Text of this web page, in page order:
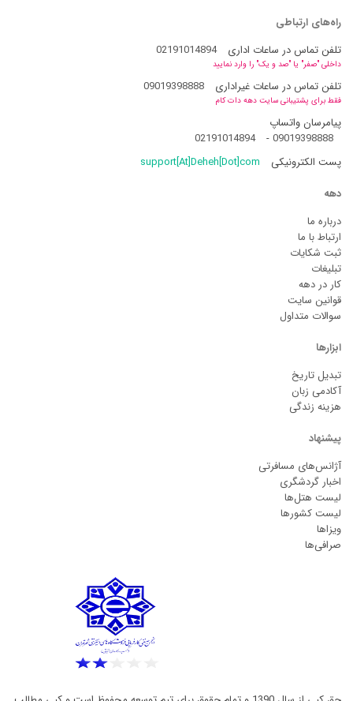
راه‌های ارتباطی
تلفن تماس در ساعات اداری
02191014894
داخلی "صفر" یا "صد و یک" را وارد نمایید
تلفن تماس در ساعات غیراداری 09019398888
فقط برای پشتیبانی سایت دهه دات کام
پیامرسان واتساپ
09019398888
-
02191014894
پست الکترونیکی
support[At]Deheh[Dot]com
دهه
درباره ما
ارتباط با ما
ثبت شکایات
تبلیغات
کار در دهه
قوانین سایت
سوالات متداول
ابزارها
تبدیل تاریخ
آکادمی زبان
هزینه زندگی
پیشنهاد
آژانس‌های مسافرتی
اخبار گردشگری
لیست هتل‌ها
لیست کشورها
ویزاها
صرافی‌ها